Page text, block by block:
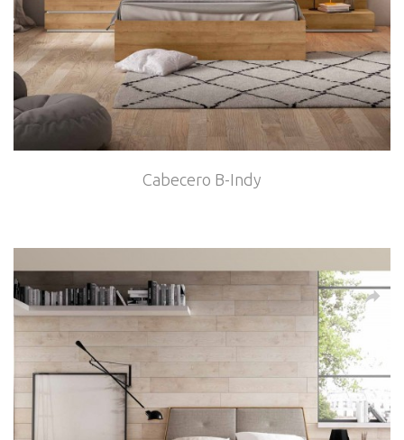
Cabecero B-Indy